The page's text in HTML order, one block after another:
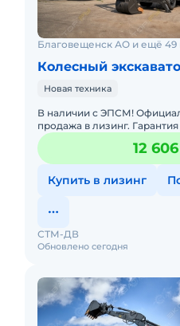
Благовещенск АО и ещё 49
Колесный
Новая техника
В наличии с ЭПСМ!
продажа в лизинг.
Помогу с доставкой.
гарантия. Д
12
Купить в лизинг
Обновлено сегодня
СТМ-ДВ